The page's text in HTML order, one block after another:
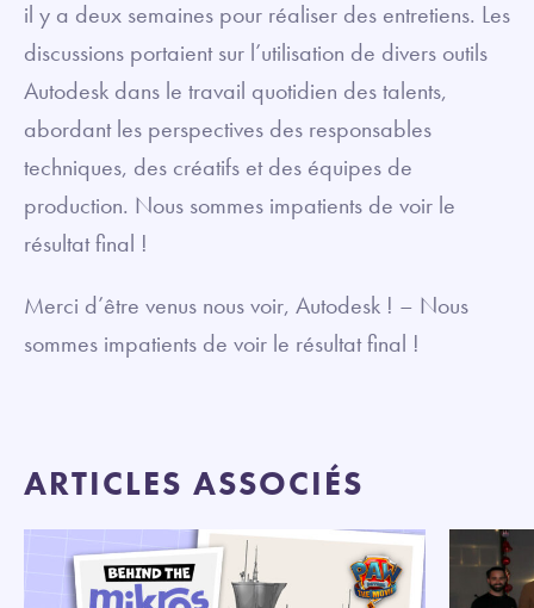
il y a deux semaines pour réaliser des entretiens. Les
discussions portaient sur l’utilisation de divers outils
Autodesk dans le travail quotidien des talents,
abordant les perspectives des responsables
techniques, des créatifs et des équipes de
production. Nous sommes impatients de voir le
résultat final !
Merci d’être venus nous voir, Autodesk ! – Nous
sommes impatients de voir le résultat final !
ARTICLES ASSOCIÉS